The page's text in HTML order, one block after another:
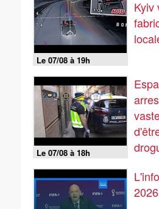
Le 07/08 à 19h
Kyiv
Le 07/08 à 18h